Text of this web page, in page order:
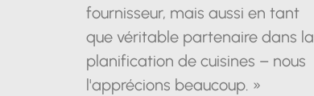
fournisseur, mais aussi en tant
que véritable partenaire dans la
planification de cuisines – nous
l'apprécions beaucoup. »